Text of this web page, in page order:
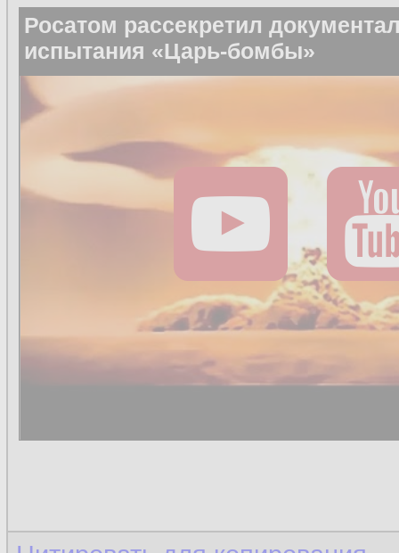
Росатом рассекретил
испытания «Царь-бомбы»